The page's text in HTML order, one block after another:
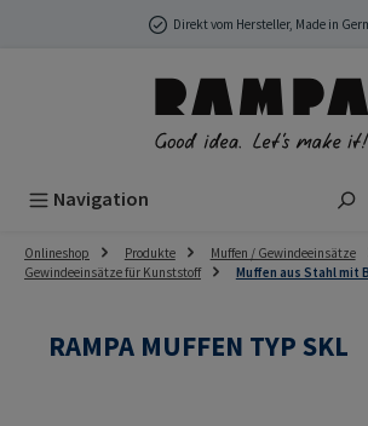
Zum Hauptinhalt springenDirekt vom Hersteller, Made in
Navigation
Onlineshop Produkte
Muffen / Gewindeeinsätze
Gewindeeinsätze für Kunststoff
Muffen aus Stahl mit
RAMPA MUFFEN TYP SKL